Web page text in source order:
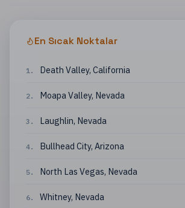
En Sıcak Noktalar
1 . Death Valley, California
2. Moapa Valley, Nevada
3 . Laughlin, Nevada
4. Bullhead City, Arizona
5. North Las Vegas, Nevada
6. Whitney, Nevada